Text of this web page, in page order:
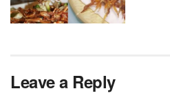
Leave a Reply